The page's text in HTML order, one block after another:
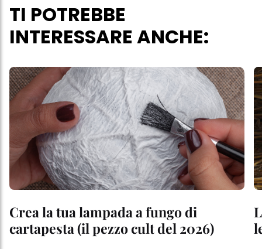
TI POTREBBE
INTERESSARE ANCHE:
Crea la tua lampada a fungo di
cartapesta (il pezzo cult del 2026)